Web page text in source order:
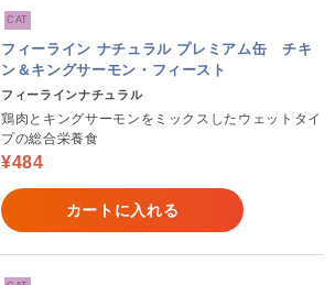
CAT
フィーライン ナチュラル プレミアム缶 チキ
ン＆キングサーモン・フィースト
フィーラインナチュラル
鶏肉とキングサーモンをミックスしたウェットタイ
プの総合栄養食
¥484
カートに入れる